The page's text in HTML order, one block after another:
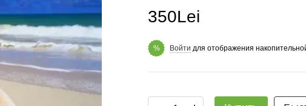
350Lei
% Войти для отображения